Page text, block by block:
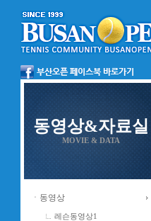
동영상&자료실
MOVIE & DATA
ㆍ동영상
레슨동영상1